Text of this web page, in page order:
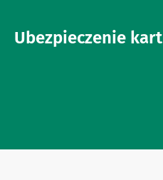
Ubezpieczenie kart